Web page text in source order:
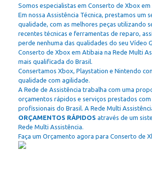
Somos especialistas em Conserto de Xbox
Em nossa Assistência Técnica, prestamos um
qualidade, com as melhores peças utilizando
recentes técnicas e ferramentas de reparo,
perde nenhuma das qualidades do seu Vídeo
Conserto de Xbox em Atibaia na Rede Multi
mais qualificada do Brasil.
Consertamos Xbox, Playstation e Nintendo
qualidade com agilidade.
A Rede de Assistência trabalha com uma
orçamentos rápidos e serviços prestados com
profissionais do Brasil. A Rede Multi
ORÇAMENTOS RÁPIDOS através de um
Rede Multi Assistência.
Faça um Orçamento agora para Conserto de